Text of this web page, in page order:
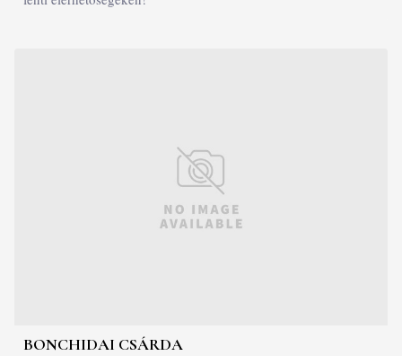
BONCHIDAI CSÁRDA